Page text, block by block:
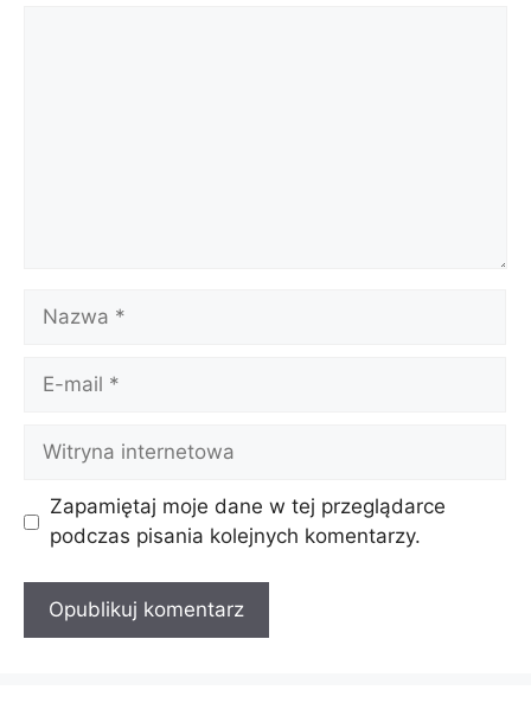
Nazwa
Witryna
internetowa
Zapamiętaj moje dane w tej przeglądarce
podczas pisania kolejnych komentarzy.